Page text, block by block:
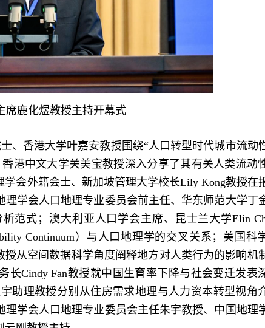
席鹿化煜教授主持开幕式
、香港大学叶嘉安教授围绕“人口转型时代城市流动
港中文大学关美宝教授深入分享了其有关人类流动
会外籍会士、新加坡管理大学校长Lily Kong教授在
学会人口地理专业委员会前主任、华东师范大学丁
范式；澳大利亚人口学会主席、昆士兰大学Elin
Continuum）与人口地理学的交叉关系；美国科
授从空间数据科学角度阐释地方对人类行为的影响机
长Cindy Fan教授就中国生育率下降与社会变迁发表
助理教授分别从住房需求地理与人力资本转型视角
学会人口地理专业委员会主任朱宇教授、中国地理